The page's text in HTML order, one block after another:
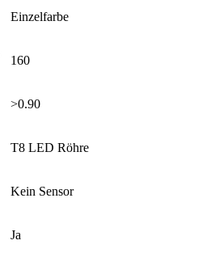
Einzelfarbe
160
>0.90
T8 LED Röhre
Kein Sensor
Ja